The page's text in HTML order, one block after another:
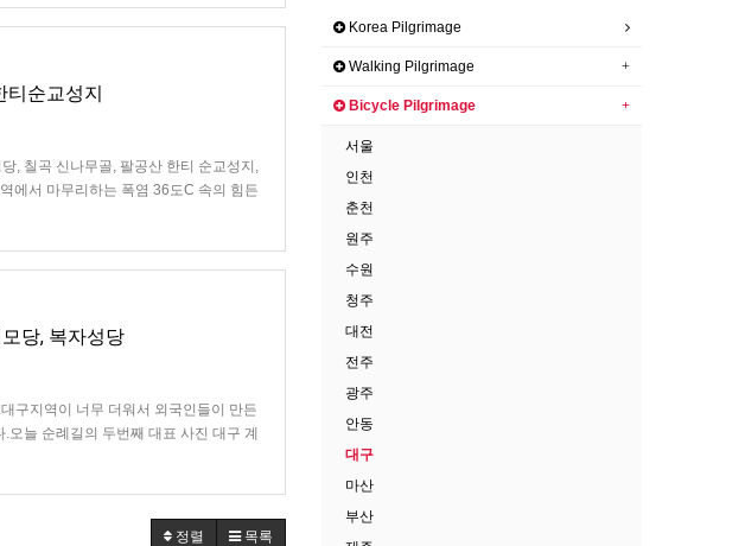
티순교성지
, 칠곡 신나무골, 팔공산 한티 순교성지,
에서 마무리하는 폭염 36도C 속의 힘든
당, 복자성당
구지역이 너무 더워서 외국인들이 만든
늘 순례길의 두번째 대표 사진 대구 계
정렬 목록
Korea Pilgrimage
Walking Pilgrimage
Bicycle Pilgrimage
서울
인천
춘천
원주
수원
청주
대전
전주
광주
안동
대구
마산
부산